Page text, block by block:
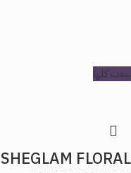
بيعت كلها
SHEGLAM FLORAL